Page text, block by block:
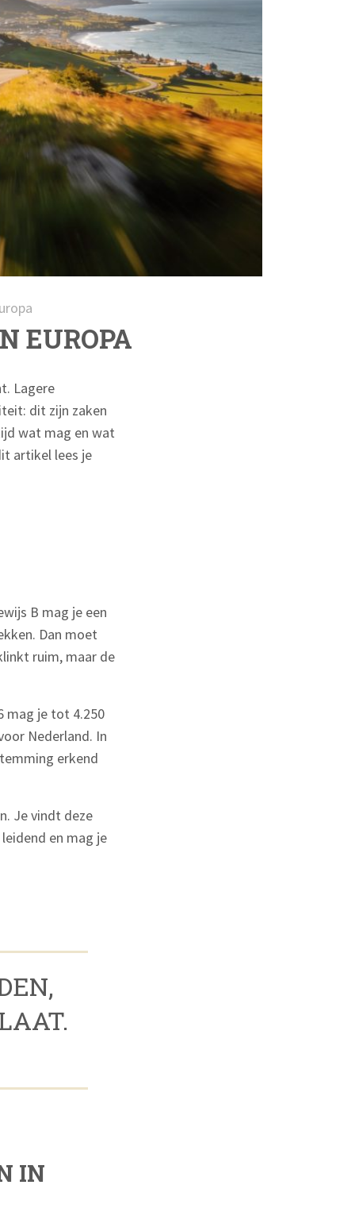
EUROPA
Lagere
dit zijn zaken
wat mag en wat
artikel lees je
B mag je een
Dan moet
ruim, maar de
mag je tot 4.250
Nederland. In
erkend
Je vindt deze
en mag je
IN